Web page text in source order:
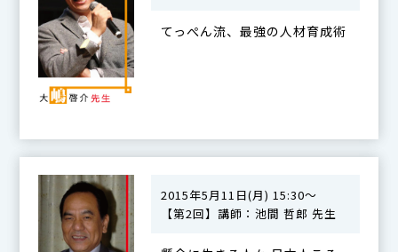
てっぺん流、最強の人材育成術
2015年5月11日(月) 15:30～
【第2回】講師：池間 哲郎 先生